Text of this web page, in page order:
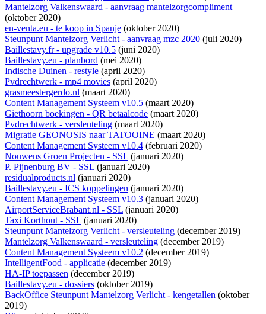
Mantelzorg Valkenswaard - aanvraag mantelzorgcompliment
(oktober 2020)
en-venta.eu - te koop in Spanje (oktober 2020)
Steunpunt Mantelzorg Verlicht - aanvraag mzc 2020 (juli 2020)
Baillestavy.fr - upgrade v10.5 (juni 2020)
Baillestavy.eu - planbord (mei 2020)
Indische Duinen - restyle (april 2020)
Pvdrechtwerk - mp4 movies (april 2020)
grasmeestergerdo.nl (maart 2020)
Content Management Systeem v10.5 (maart 2020)
Giethoorn boekingen - QR betaalcode (maart 2020)
Pvdrechtwerk - versleuteling (maart 2020)
Migratie GEONOSIS naar TATOOINE (maart 2020)
Content Management Systeem v10.4 (februari 2020)
Nouwens Groen Projecten - SSL (januari 2020)
P. Pijnenburg BV - SSL (januari 2020)
residualproducts.nl (januari 2020)
Baillestavy.eu - ICS koppelingen (januari 2020)
Content Management Systeem v10.3 (januari 2020)
AirportServiceBrabant.nl - SSL (januari 2020)
Taxi Korthout - SSL (januari 2020)
Steunpunt Mantelzorg Verlicht - versleuteling (december 2019)
Mantelzorg Valkenswaard - versleuteling (december 2019)
Content Management Systeem v10.2 (december 2019)
IntelligentFood - applicatie (december 2019)
HA-IP toepassen (december 2019)
Baillestavy.eu - dossiers (oktober 2019)
BackOffice Steunpunt Mantelzorg Verlicht - kengetallen (oktober
2019)